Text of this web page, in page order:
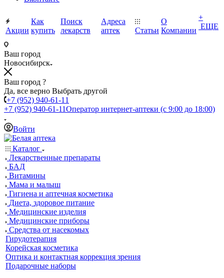
Акции
Как
купить
Поиск
лекарств
Адреса
аптек
Статьи
О
Компании
+
ЕЩЕ
Ваш город
Новосибирск
Ваш город ?
Да, все верно Выбрать другой
+7 (952) 940-61-11
+7 (952) 940-61-11Оператор интернет-аптеки (с 9:00 до 18:00)
Войти
Каталог
Лекарственные препараты
БАД
Витамины
Мама и малыш
Гигиена и аптечная косметика
Диета, здоровое питание
Медицинские изделия
Медицинские приборы
Средства от насекомых
Гирудотерапия
Корейская косметика
Оптика и контактная коррекция зрения
Подарочные наборы